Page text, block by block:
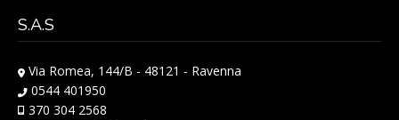
S.A.S
Via Romea, 144/B - 48121 - Ravenna
0544 401950
370 304 2568